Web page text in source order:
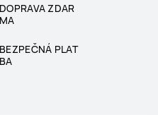
DOPRAVA ZDAR
MA
BEZPEČNÁ PLAT
BA